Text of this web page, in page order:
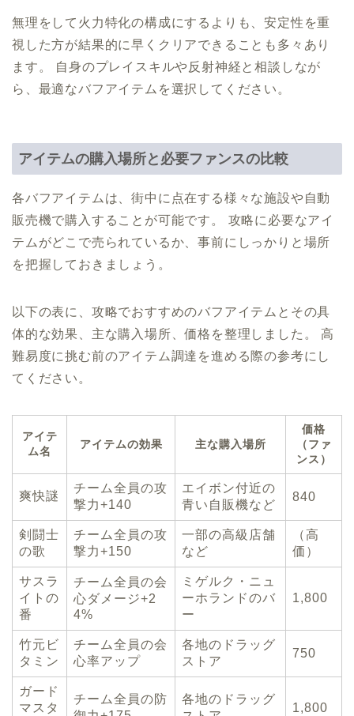
無理をして火力特化の構成にするよりも、安定性を重
視した方が結果的に早くクリアできることも多々あり
ます。 自身のプレイスキルや反射神経と相談しなが
ら、最適なバフアイテムを選択してください。
アイテムの購入場所と必要ファンスの比較
各バフアイテムは、街中に点在する様々な施設や自動
販売機で購入することが可能です。 攻略に必要なアイ
テムがどこで売られているか、事前にしっかりと場所
を把握しておきましょう。
以下の表に、攻略でおすすめのバフアイテムとその具
体的な効果、主な購入場所、価格を整理しました。 高
難易度に挑む前のアイテム調達を進める際の参考にし
てください。
アイテ
ム名
アイテムの効果 主な購入場所
価格
（ファ
ンス）
爽快謎
チーム全員の攻
撃力+140
エイボン付近の
青い自販機など
840
剣闘士
の歌
チーム全員の攻
撃力+150
一部の高級店舗
など
（高
価）
サスラ
イトの
番
チーム全員の会
心ダメージ+2
4%
ミゲルク・ニュ
ーホランドのバ
ー
1,800
竹元ビ
タミン
チーム全員の会
心率アップ
各地のドラッグ
ストア
750
ガード
マスタ
チーム全員の防
各地のドラッグ
1,800